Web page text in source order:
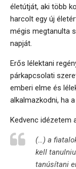
életútját, aki több
harcolt egy új
mégis megtanulta
napját.
Erős lélektani
párkapcsolati
emberi elme és
alkalmazkodni, ha
Kedvenc idézetem
(…) a
kell
tanúsítani